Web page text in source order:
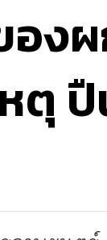
ง
ตุ